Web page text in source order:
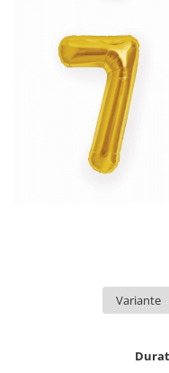
Baloane litere
Baloane personalizate
Kituri baloane